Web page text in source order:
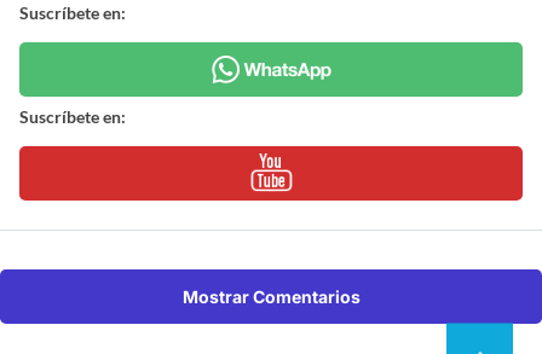
Suscríbete en:
Suscríbete en:
Mostrar Comentarios